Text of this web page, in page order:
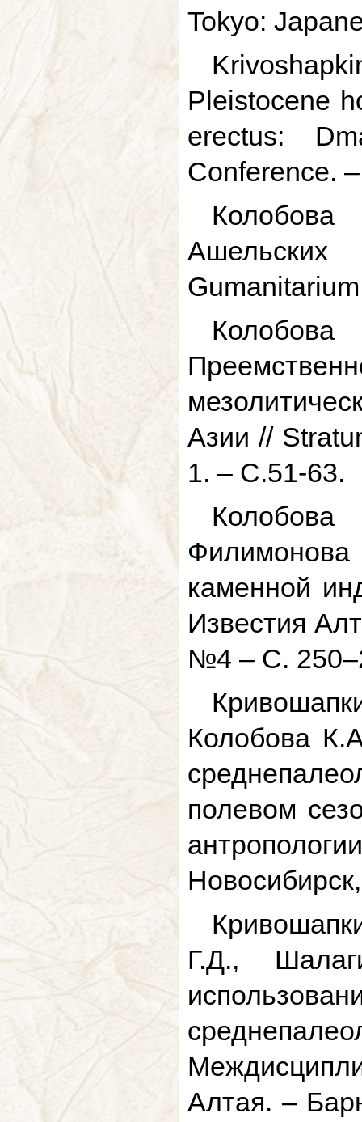
Tokyo:
Pleistocene
erectus:
Conference.
Азии //
1. – С.51-63.
каменной
Известия
№4 – С.
Колобова
полевом
Г.Д.,
Алтая. –